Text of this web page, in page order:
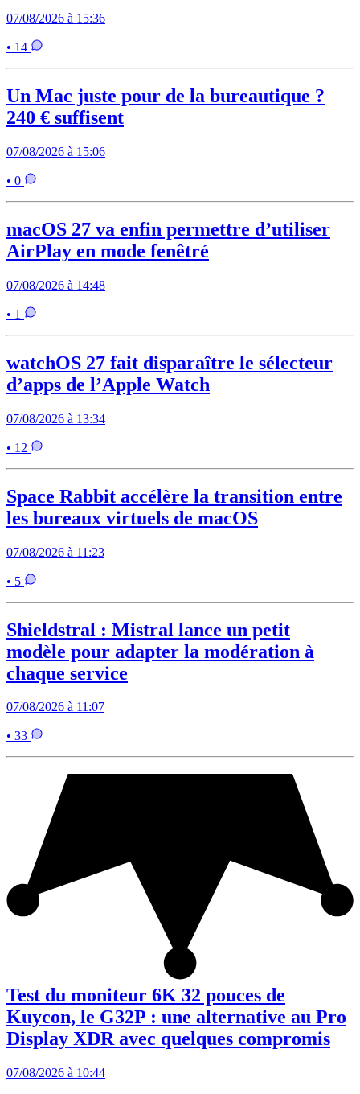
07/08/2026 à 15:36
• 14
Un Mac juste pour de la bureautique ?
240 € suffisent
07/08/2026 à 15:06
• 0
macOS 27 va enfin permettre d’utiliser
AirPlay en mode fenêtré
07/08/2026 à 14:48
• 1
watchOS 27 fait disparaître le sélecteur
d’apps de l’Apple Watch
07/08/2026 à 13:34
• 12
Space Rabbit accélère la transition entre
les bureaux virtuels de macOS
07/08/2026 à 11:23
• 5
Shieldstral : Mistral lance un petit
modèle pour adapter la modération à
chaque service
07/08/2026 à 11:07
• 33
Test du moniteur 6K 32 pouces de
Kuycon, le G32P : une alternative au Pro
Display XDR avec quelques compromis
07/08/2026 à 10:44